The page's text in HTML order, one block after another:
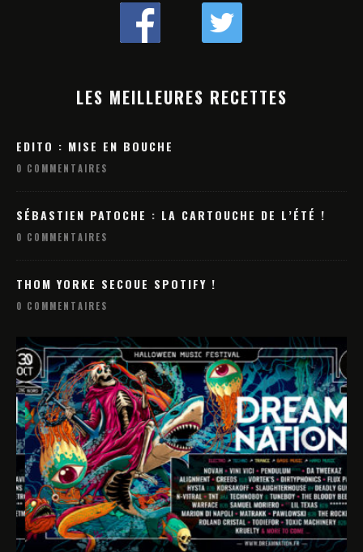
LES MEILLEURES RECETTES
EDITO : MISE EN BOUCHE
0 COMMENTAIRES
SÉBASTIEN PATOCHE : LA CARTOUCHE DE L’ÉTÉ !
0 COMMENTAIRES
THOM YORKE SECOUE SPOTIFY !
0 COMMENTAIRES